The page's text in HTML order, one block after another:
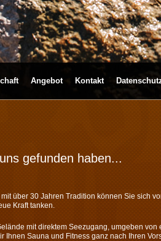
Angebot Kontakt
gefunden haben...
über 30 Jahren Tradition können Sie sich
Kraft tanken.
mit direktem Seezugang, umgeben von
Ihnen Sauna und Fitness ganz nach Ihren